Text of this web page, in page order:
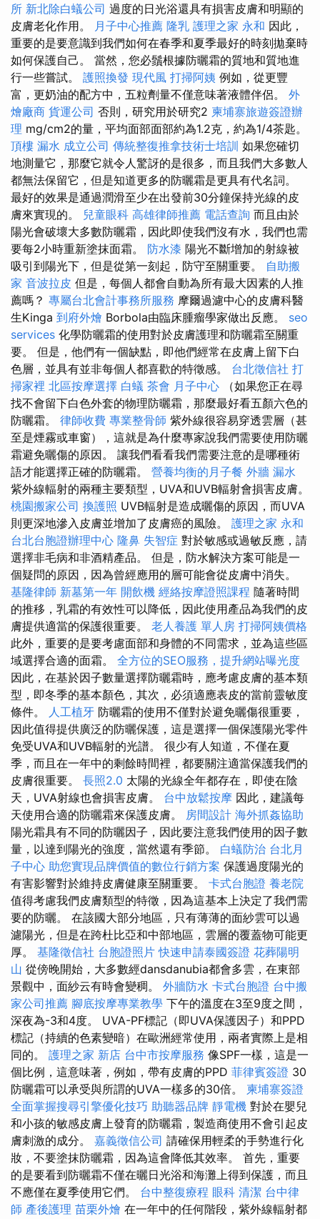
所 新北除白蟻公司 過度的日光浴還具有損害皮膚和明顯的
皮膚老化作用。 月子中心推薦 隆乳 護理之家 永和 因此，
重要的是要意識到我們如何在春季和夏季最好的時刻拋棄時
如何保護自己。 當然，您必鬚根據防曬霜的質地和質地進
行一些嘗試。 護照換發 現代風 打掃阿姨 例如，從更豐
富，更奶油的配方中，五粒劑量不僅意味著液體伴侶。 外
燴廠商 貨運公司 否則，研究用於研究2 柬埔寨旅遊簽證辦
理 mg/cm2的量，平均面部面部約為1.2克，約為1/4茶匙。
頂樓 漏水 成立公司 傳統整復推拿技術士培訓 如果您確切
地測量它，那麼它就令人驚訝的是很多，而且我們大多數人
都無法保留它，但是知道更多的防曬霜是更具有代名詞。
最好的效果是通過潤滑至少在出發前30分鐘保持光線的皮
膚來實現的。 兒童眼科 高雄律師推薦 電話查詢 而且由於
陽光會破壞大多數防曬霜，因此即使我們沒有水，我們也需
要每2小時重新塗抹面霜。 防水漆 陽光不斷增加的射線被
吸引到陽光下，但是從第一刻起，防守至關重要。 自助搬
家 音波拉皮 但是，每個人都會自動為所有最大因素的人推
薦嗎？ 專屬台北會計事務所服務 摩爾過濾中心的皮膚科醫
生Kinga 到府外燴 Borbola由臨床腫瘤學家做出反應。 seo
services 化學防曬霜的使用對於皮膚護理和防曬霜至關重
要。 但是，他們有一個缺點，即他們經常在皮膚上留下白
色層，並具有並非每個人都喜歡的特徵感。 台北徵信社 打
掃家裡 北區按摩選擇 白蟻 茶會 月子中心 （如果您正在尋
找不會留下白色外套的物理防曬霜，那麼最好看五顏六色的
防曬霜。 律師收費 專業整骨師 紫外線很容易穿透雲層（甚
至是煙霧或車窗），這就是為什麼專家說我們需要使用防曬
霜避免曬傷的原因。 讓我們看看我們需要注意的是哪種術
語才能選擇正確的防曬霜。 營養均衡的月子餐 外牆 漏水
紫外線輻射的兩種主要類型，UVA和UVB輻射會損害皮膚。
桃園搬家公司 換護照 UVB輻射是造成曬傷的原因，而UVA
則更深地滲入皮膚並增加了皮膚癌的風險。 護理之家 永和
台北台胞證辦理中心 隆鼻 失智症 對於敏感或過敏反應，請
選擇非毛病和非酒精產品。 但是，防水解決方案可能是一
個疑問的原因，因為曾經應用的層可能會從皮膚中消失。
基隆律師 新墓第一年 開飲機 經絡按摩證照課程 隨著時間
的推移，乳霜的有效性可以降低，因此使用產品為我們的皮
膚提供適當的保護很重要。 老人養護 單人房 打掃阿姨價格
此外，重要的是要考慮面部和身體的不同需求，並為這些區
域選擇合適的面霜。 全方位的SEO服務，提升網站曝光度
因此，在基於因子數量選擇防曬霜時，應考慮皮膚的基本類
型，即冬季的基本顏色，其次，必須適應表皮的當前靈敏度
條件。 人工植牙 防曬霜的使用不僅對於避免曬傷很重要，
因此值得提供廣泛的防曬保護，這是選擇一個保護陽光零件
免受UVA和UVB輻射的光譜。 很少有人知道，不僅在夏
季，而且在一年中的剩餘時間裡，都要關注適當保護我們的
皮膚很重要。 長照2.0 太陽的光線全年都存在，即使在陰
天，UVA射線也會損害皮膚。 台中放鬆按摩 因此，建議每
天使用合適的防曬霜來保護皮膚。 房間設計 海外抓姦協助
陽光霜具有不同的防曬因子，因此要注意我們使用的因子數
量，以達到陽光的強度，當然還有季節。 白蟻防治 台北月
子中心 助您實現品牌價值的數位行銷方案 保護過度陽光的
有害影響對於維持皮膚健康至關重要。 卡式台胞證 養老院
值得考慮我們皮膚類型的特徵，因為這基本上決定了我們需
要的防曬。 在該國大部分地區，只有薄薄的面紗雲可以過
濾陽光，但是在跨杜比亞和中部地區，雲層的覆蓋物可能更
厚。 基隆徵信社 台胞證照片 快速申請泰國簽證 花葬陽明
山 從傍晚開始，大多數經dansdanubia都會多雲，在東部
景觀中，面紗云有時會變稠。 外牆防水 卡式台胞證 台中搬
家公司推薦 腳底按摩專業教學 下午的溫度在3至9度之間，
深夜為-3和4度。 UVA-PF標記（即UVA保護因子）和PPD
標記（持續的色素變暗）在歐洲經常使用，兩者實際上是相
同的。 護理之家 新店 台中市按摩服務 像SPF一樣，這是一
個比例，這意味著，例如，帶有皮膚的PPD 菲律賓簽證 30
防曬霜可以承受與所謂的UVA一樣多的30倍​​。 柬埔寨簽證
全面掌握搜尋引擎優化技巧 助聽器品牌 靜電機 對於在嬰兒
和小孩的敏感皮膚上發育的防曬霜，製造商使用不會引起皮
膚刺激的成分。 嘉義徵信公司 請確保用輕柔的手勢進行化
妝，不要塗抹防曬霜，因為這會降低其效率。 首先，重要
的是要看到防曬霜不僅在曬日光浴和海灘上得到保護，而且
不應僅在夏季使用它們。 台中整復療程 眼科 清潔 台中律
師 產後護理 苗栗外燴 在一年中的任何階段，紫外線輻射都